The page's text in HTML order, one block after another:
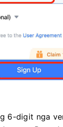
6-digit nga